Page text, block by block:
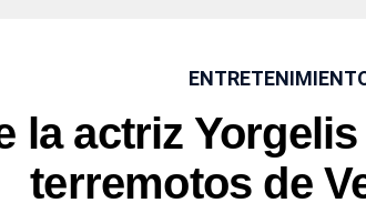
la actriz
terremotos de